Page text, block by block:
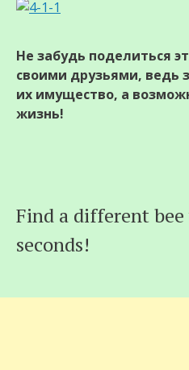
Не забудь поделиться
своими друзьями, ведь
их имущество, а
жизнь!
Find a different
seconds!